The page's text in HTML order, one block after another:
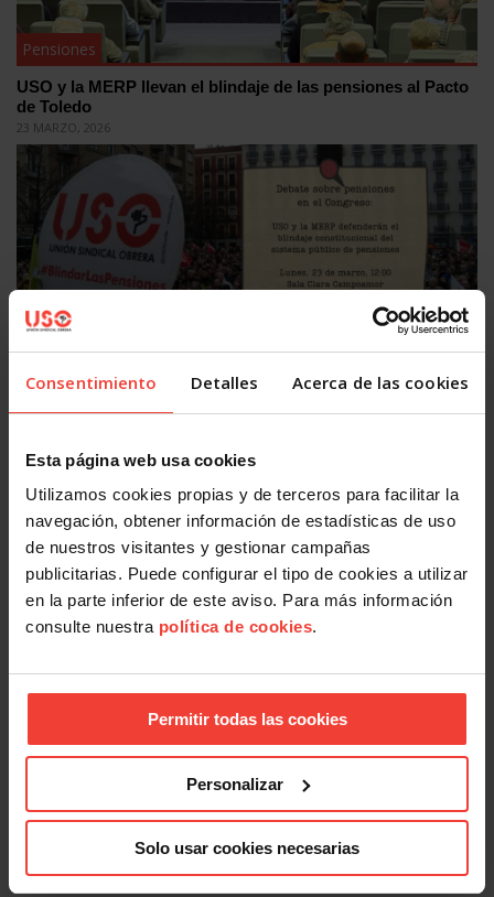
Consentimiento Detalles Acerca de las cookies
Esta página web usa cookies
Utilizamos cookies propias y de terceros para facilitar la
navegación, obtener información de estadísticas de uso
de nuestros visitantes y gestionar campañas
publicitarias. Puede configurar el tipo de cookies a utilizar
en la parte inferior de este aviso. Para más información
consulte nuestra política de cookies.
Permitir todas las cookies
Personalizar
Solo usar cookies necesarias
Pensiones
USO y la MERP llevan el blindaje de las pensiones al Pacto
de Toledo
23 MARZO, 2026
Pensiones
100 juristas apoyan el blindaje de las pensiones en la
26 FEBRERO, 2026